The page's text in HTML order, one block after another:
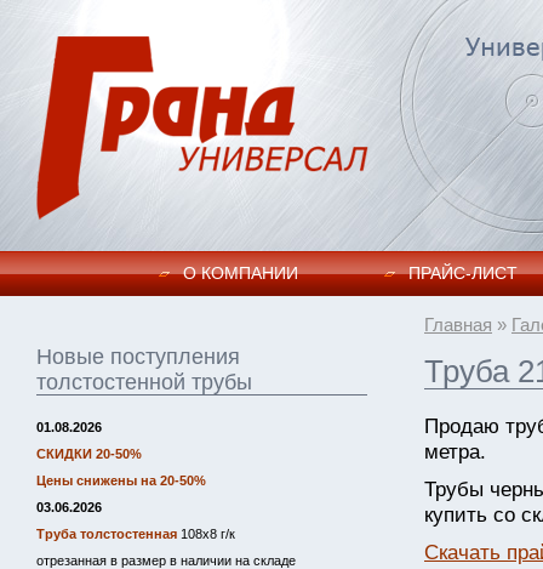
О КОМПАНИИ ПРАЙC-ЛИСТ
Новые поступления
толстостенной трубы
01.08.2026
СКИДКИ 20-50%
Цены снижены на 20-50%
03.06.2026
Труба толстостенная 108х8 г/к
отрезанная в размер в наличии на складе
Главная »
Труба
Продаю
метра.
Трубы
купить со
Скачать